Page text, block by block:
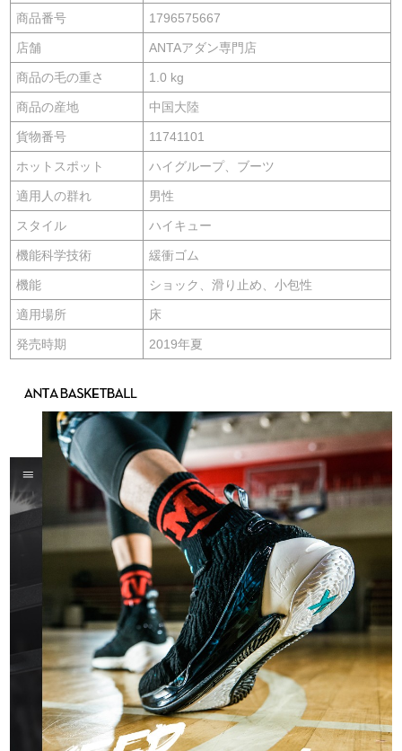
商品番号 1796575667
店舗 ANTAアダン専門店
商品の毛の重さ 1.0 kg
商品の産地 中国大陸
貨物番号 11741101
ホットスポット ハイグループ、ブーツ
適用人の群れ 男性
スタイル ハイキュー
機能科学技術 緩衝ゴム
機能 ショック、滑り止め、小包性
適用場所 床
発売時期 2019年夏